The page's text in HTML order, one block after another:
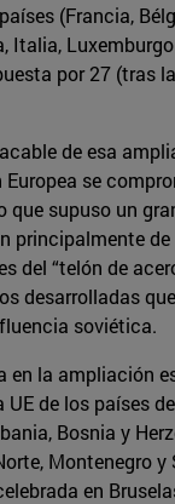
(Francia,
Italia,
por 27 (tras
de esa
se
que supuso un
principalmente de
del “telón de
desarrolladas
soviética.
en la ampliación
de los países
Bosnia y
Montenegro y
en